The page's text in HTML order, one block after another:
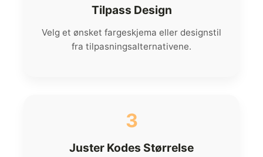
Tilpass Design
Velg et ønsket fargeskjema eller designstil
fra tilpasningsalternativene.
3
Juster Kodes Størrelse